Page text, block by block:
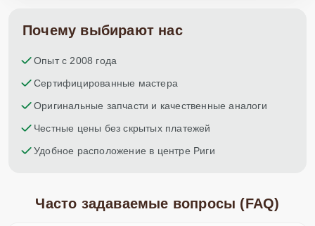
Почему выбирают нас
Опыт с 2008 года
Сертифицированные мастера
Оригинальные запчасти и качественные аналоги
Честные цены без скрытых платежей
Удобное расположение в центре Риги
Часто задаваемые вопросы (FAQ)